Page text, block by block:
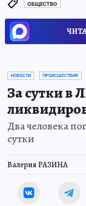
ОБЩЕСТВО
НОВОСТИ ПРОИСШЕСТВИЯ
За сутки в
Два человека
сутки
Валерия РАЗИНА